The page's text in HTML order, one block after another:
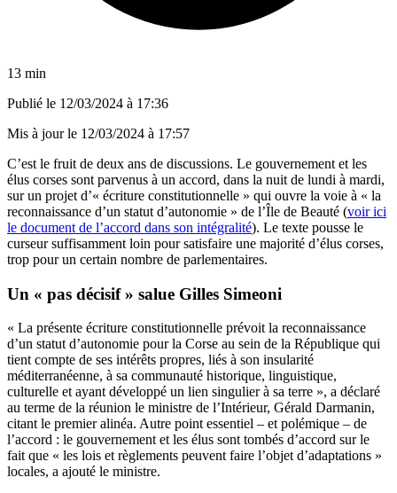
13 min
Publié le 12/03/2024 à 17:36
Mis à jour le 12/03/2024 à 17:57
C’est le fruit de deux ans de discussions. Le gouvernement et les
élus corses sont parvenus à un accord, dans la nuit de lundi à mardi,
sur un projet d’« écriture constitutionnelle » qui ouvre la voie à « la
reconnaissance d’un statut d’autonomie » de l’Île de Beauté (voir ici
le document de l’accord dans son intégralité). Le texte pousse le
curseur suffisamment loin pour satisfaire une majorité d’élus corses,
trop pour un certain nombre de parlementaires.
Un « pas décisif » salue Gilles Simeoni
« La présente écriture constitutionnelle prévoit la reconnaissance
d’un statut d’autonomie pour la Corse au sein de la République qui
tient compte de ses intérêts propres, liés à son insularité
méditerranéenne, à sa communauté historique, linguistique,
culturelle et ayant développé un lien singulier à sa terre », a déclaré
au terme de la réunion le ministre de l’Intérieur, Gérald Darmanin,
citant le premier alinéa. Autre point essentiel – et polémique – de
l’accord : le gouvernement et les élus sont tombés d’accord sur le
fait que « les lois et règlements peuvent faire l’objet d’adaptations »
locales, a ajouté le ministre.